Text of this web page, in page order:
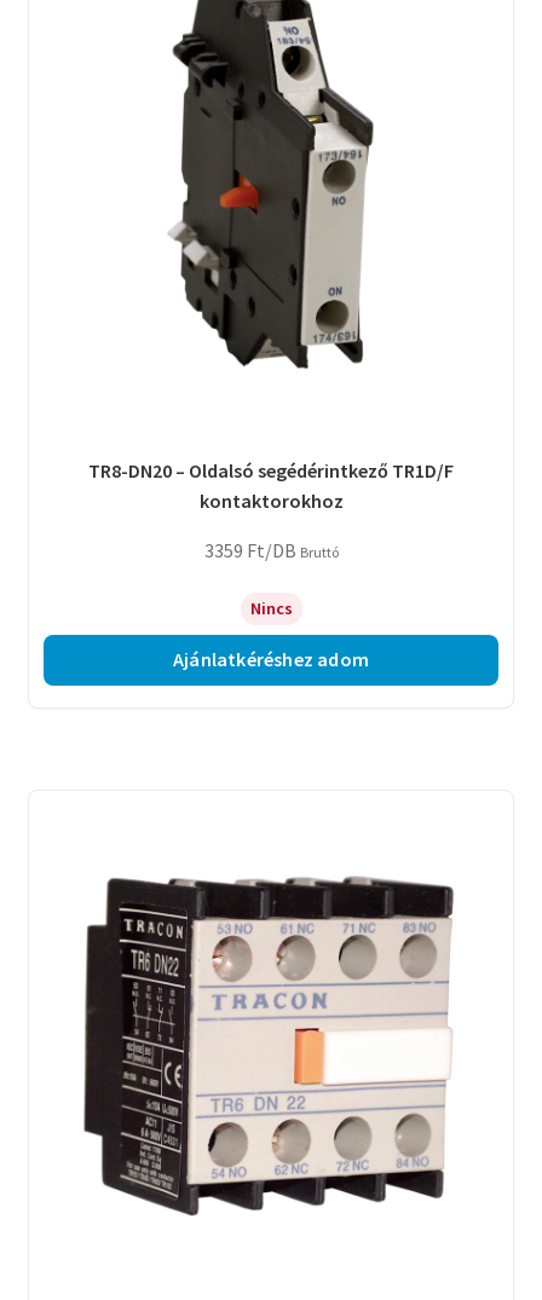
TR8-DN20 – Oldalsó segédérintkező TR1D/F
kontaktorokhoz
3359 Ft/DB Bruttó
Nincs
Ajánlatkéréshez adom